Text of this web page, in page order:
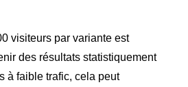
visiteurs par variante est
des résultats statistiquement
à faible trafic, cela peut